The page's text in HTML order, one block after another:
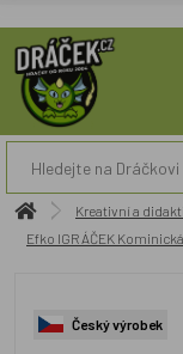
Kreativní a
Efko IGRÁČEK
Český výrobek